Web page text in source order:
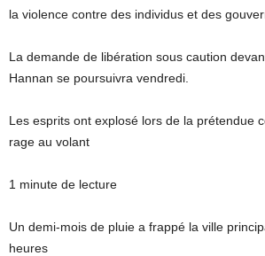
la violence contre des individus et des
La demande de libération sous caution
Hannan se poursuivra vendredi.
Les esprits ont explosé lors de la prétendue
rage au volant
1 minute de lecture
Un demi-mois de pluie a frappé la ville
heures